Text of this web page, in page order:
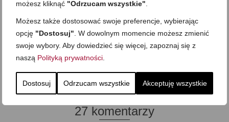
możesz kliknąć "Odrzucam wszystkie"
Możesz także dostosować swoje preferencje, wybierając
opcję "Dostosuj" . W dowolnym momencie możesz zmienić
swoje wybory. Aby dowiedzieć się więcej, zapoznaj się z
naszą Polityką prywatności
Dostosuj Odrzucam wszystkie Akceptuję wszystkie
Zapamiętaj moje dane w tej przeglądarce podczas pisania kolejnych komentarzy.
27 komentarzy